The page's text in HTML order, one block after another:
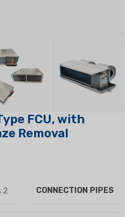
FCU, with
Removal
CONNECTION PIPES
2 Pipes